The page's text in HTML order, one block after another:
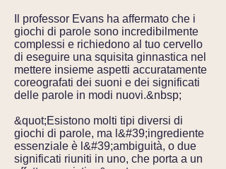
Il professor Evans ha affermato che i
giochi di parole sono incredibilmente
complessi e richiedono al tuo cervello
di eseguire una squisita ginnastica nel
mettere insieme aspetti accuratamente
coreografati dei suoni e dei significati
delle parole in modi nuovi.&nbsp;
&quot;Esistono molti tipi diversi di
giochi di parole, ma l&#39;ingrediente
essenziale è l&#39;ambiguità, o due
significati riuniti in uno, che porta a un